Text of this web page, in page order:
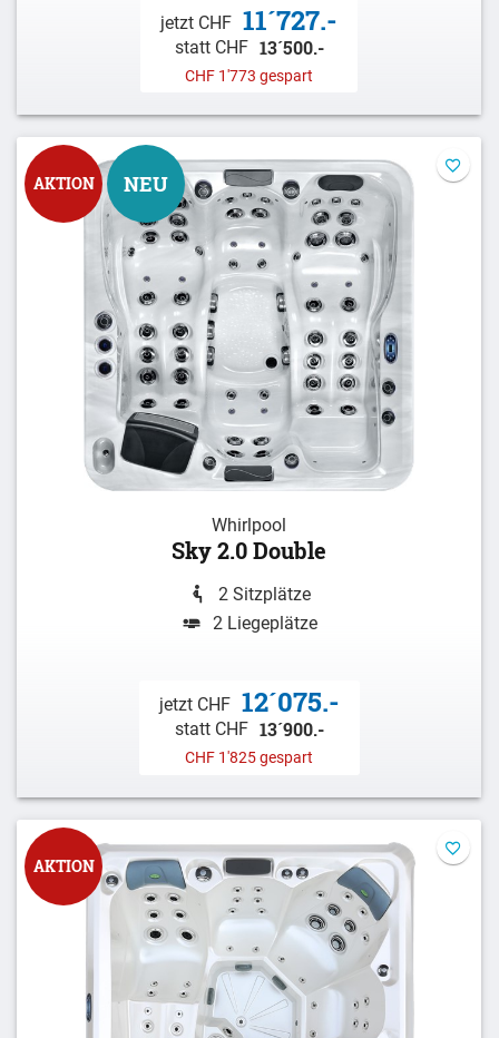
jetzt CHF 11´727.-
statt CHF 13´500.-
CHF 1'773 gespart
AKTION NEU
Whirlpool
Sky 2.0 Double
2 Sitzplätze
2 Liegeplätze
jetzt CHF 12´075.-
statt CHF 13´900.-
CHF 1'825 gespart
AKTION